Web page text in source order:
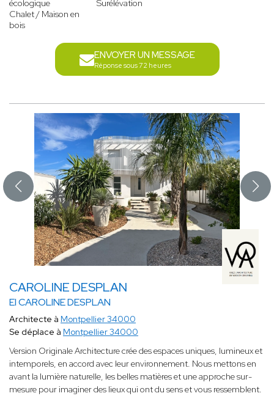
écologique
Chalet / Maison en
bois
Surélévation
ENVOYER UN MESSAGE
Réponse sous 72 heures
CAROLINE DESPLAN
EI CAROLINE DESPLAN
Architecte à Montpellier 34000
Se déplace à Montpellier 34000
Version Originale Architecture crée des espaces uniques, lumineux et
intemporels, en accord avec leur environnement. Nous mettons en
avant la lumière naturelle, les belles matières et une approche sur-
mesure pour imaginer des lieux qui ont du sens et vous ressemblent.